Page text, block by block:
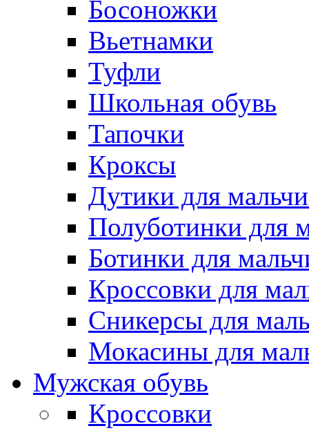
Босоножки
Вьетнамки
Туфли
Школьная обувь
Тапочки
Кроксы
Дутики для
Полуботинки для
Ботинки для
Кроссовки для
Сникерсы для
Мокасины для
Мужская обувь
Кроссовки